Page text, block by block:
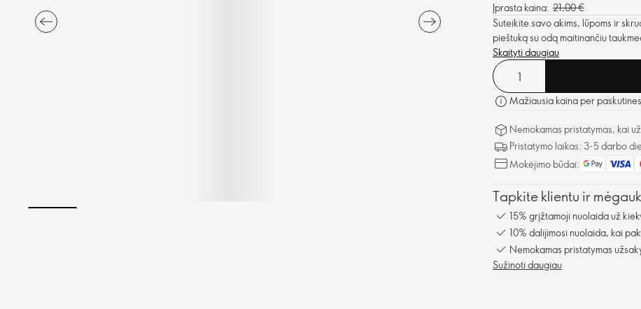
Įprasta kaina: 21,00 €
Suteikite savo akims, lūpoms ir
pieštuką su odą maitinančiu
Skaityti daugiau
Mažiausia kaina per
Nemokamas pristatymas, kai
Pristatymo laikas: 3-5 darbo
Mokėjimo būdai:
Tapkite klientu ir
15% grįžtamoji nuolaida už
10% dalijimosi nuolaida, kai
Nemokamas pristatymas
Sužinoti daugiau